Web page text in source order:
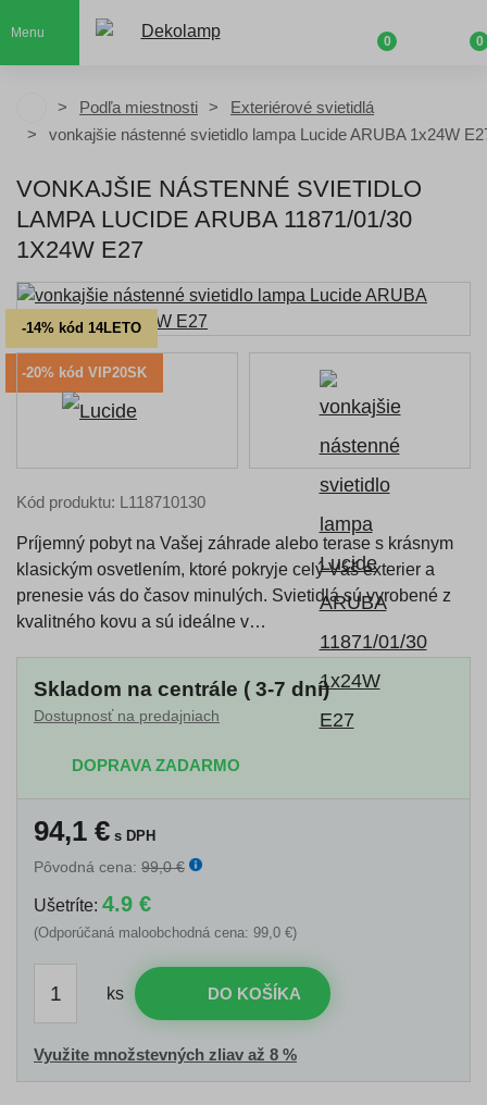
Menu
0 0
Podľa miestnosti
Exteriérové svietidlá
vonkajšie nástenné svietidlo lampa Lucide ARUBA 1x24W
VONKAJŠIE NÁSTENNÉ SVIETIDLO
LAMPA LUCIDE ARUBA 11871/01/30
1X24W E27
-14% kód 14LETO
-20% kód VIP20SK
Kód produktu: L118710130
Príjemný pobyt na Vašej záhrade alebo terase s krásnym
klasickým osvetlením, ktoré pokryje celý Váš exterier a
prenesie vás do časov minulých. Svietidlá sú vyrobené z
kvalitného kovu a sú ideálne v…
Skladom na centrále ( 3-7 dní)
Dostupnosť na predajniach
DOPRAVA ZADARMO
94,1 € s DPH
Pôvodná cena: 99,0 €
Ušetríte: 4.9 €
(Odporúčaná maloobchodná cena: 99,0 €)
ks DO KOŠÍKA
Využite množstevných zliav až 8 %